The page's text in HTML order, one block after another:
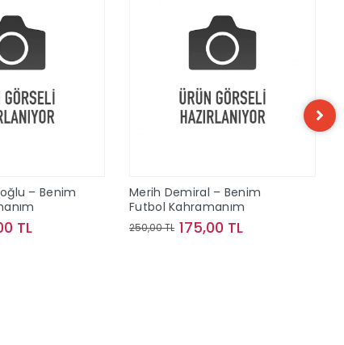
– Benim
TL
Merih Demiral – Benim
Futbol Kahramanım
250,00 TL 175,00 TL